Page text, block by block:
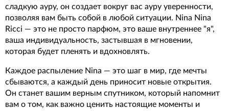
сладкую ауру, он создает вокруг вас ауру уверенности,
позволяя вам быть собой в любой ситуации. Nina Nina
Ricci — это не просто парфюм, это ваше внутреннее "я",
ваша индивидуальность, застывшая в мгновении,
которая будет пленять и вдохновлять.
Каждое распыление Nina — это шаг в мир, где мечты
сбываются, а каждый день приносит новые открытия.
Он станет вашим верным спутником, который напомнит
вам о том, как важно ценить настоящие моменты и